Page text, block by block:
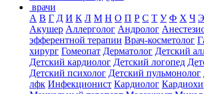
врачи
А В Г Д И К Л М Н О П Р С Т У Ф Х Ч Э
Акушер Аллерголог Андролог
эфферентной терапии Врач-косметолог
хирург Гомеопат Дерматолог Детский
Детский кардиолог Детский логопед
Детский психолог Детский пульмонолог
лфк Инфекционист Кардиолог